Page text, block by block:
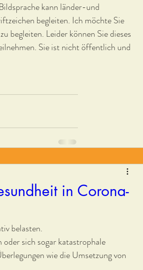
kann länder-und
begleiten. Ich möchte Sie
begleiten. Leider können Sie dieses
Sie ist nicht öffentlich und
in Corona-
belasten.
sich sogar katastrophale
wie die Umsetzung von